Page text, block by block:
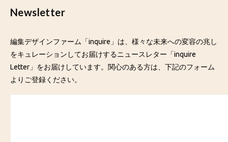
Newsletter
編集デザインファーム「inquire」は、様々な未来への変容の兆し
をキュレーションしてお届けするニュースレター「inquire
Letter」をお届けしています。関心のある方は、下記のフォーム
よりご登録ください。